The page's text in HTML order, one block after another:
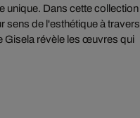
unique. Dans cette collection
sens de l'esthétique à travers
Gisela révèle les œuvres qui